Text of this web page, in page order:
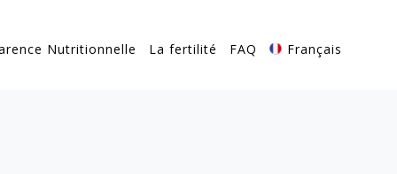
Nutritionnelle La fertilité FAQ Français